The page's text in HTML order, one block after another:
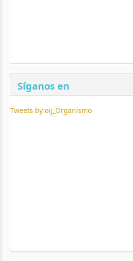
Síganos en
Tweets by oij_Organismo